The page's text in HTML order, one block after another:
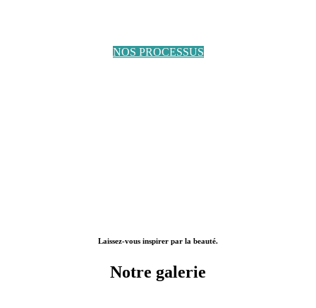
NOS PROCESSUS
Laissez-vous inspirer par la beauté.
Notre galerie